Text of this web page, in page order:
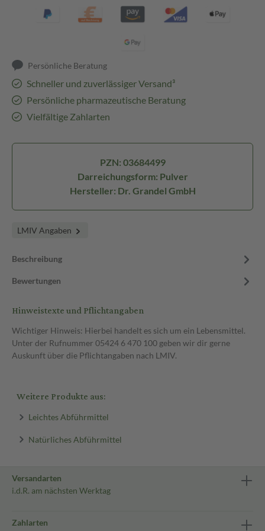
Persönliche Beratung
Schneller und zuverlässiger Versand³
Persönliche pharmazeutische Beratung
Vielfältige Zahlarten
PZN: 03684499
Darreichungsform: Pulver
Hersteller: Dr. Grandel GmbH
LMIV Angaben
Beschreibung
Bewertungen
Hinweistexte und Pflichtangaben
Wichtiger Hinweis: Hierbei handelt es sich um ein Lebensmittel.
Unter der Rufnummer 05424 6 470 100 geben wir dir gerne
Auskunft über die Pflichtangaben nach LMIV.
Weitere Produkte aus:
Leichtes Abführmittel
Natürliches Abführmittel
Versandarten
i.d.R. am nächsten Werktag
Zahlarten